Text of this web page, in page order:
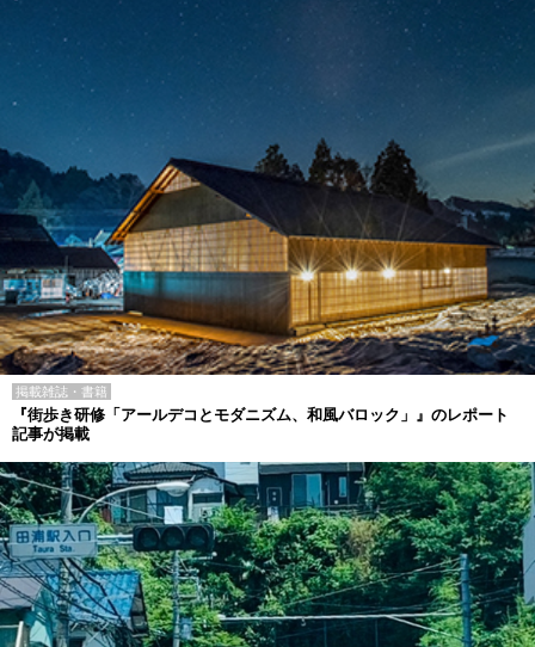
掲載雑誌・書籍
『街歩き研修「アールデコとモダニズム、和風バロック」』のレポート
記事が掲載